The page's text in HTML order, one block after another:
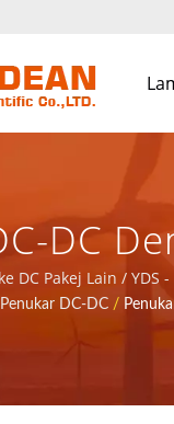
DC
Kuasa.
DC Pakej Lain /
Penukar DC-DC /